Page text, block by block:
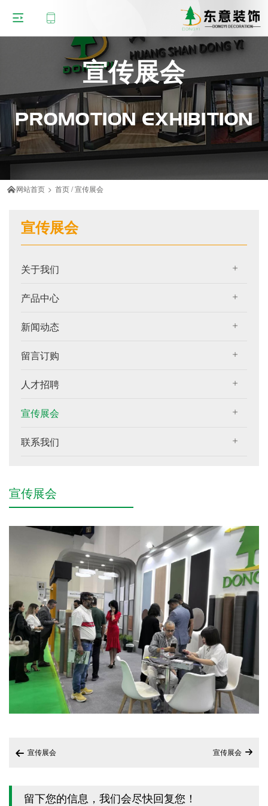
宣传展会
PROMOTION EXHIBITION
网站首页 > 首页/宣传展会
宣传展会
关于我们
产品中心
新闻动态
留言订购
人才招聘
宣传展会
联系我们
宣传展会
 宣传展会 
宣传展会
留下您的信息，我们会尽快回复您！